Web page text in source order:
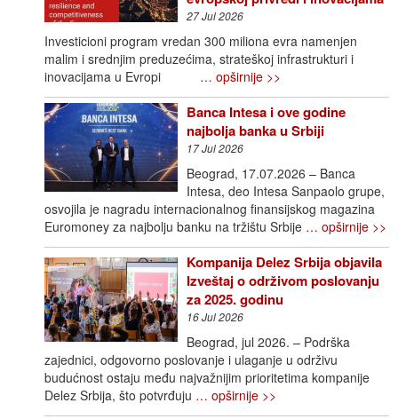
27 Jul 2026
Investicioni program vredan 300 miliona evra namenjen
malim i srednjim preduzećima, strateškoj infrastrukturi i
inovacijama u Evropi … opširnije >>
Banca Intesa i ove godine
najbolja banka u Srbiji
17 Jul 2026
Beograd, 17.07.2026 – Banca
Intesa, deo Intesa Sanpaolo grupe,
osvojila je nagradu internacionalnog finansijskog magazina
Euromoney za najbolju banku na tržištu Srbije … opširnije >>
Kompanija Delez Srbija objavila
Izveštaj o održivom poslovanju
za 2025. godinu
16 Jul 2026
Beograd, jul 2026. – Podrška
zajednici, odgovorno poslovanje i ulaganje u održivu
budućnost ostaju među najvažnijim prioritetima kompanije
Delez Srbija, što potvrđuju … opširnije >>